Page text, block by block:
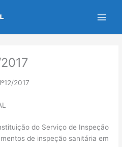
2017
do Serviço de Inspeção
de inspeção sanitária em